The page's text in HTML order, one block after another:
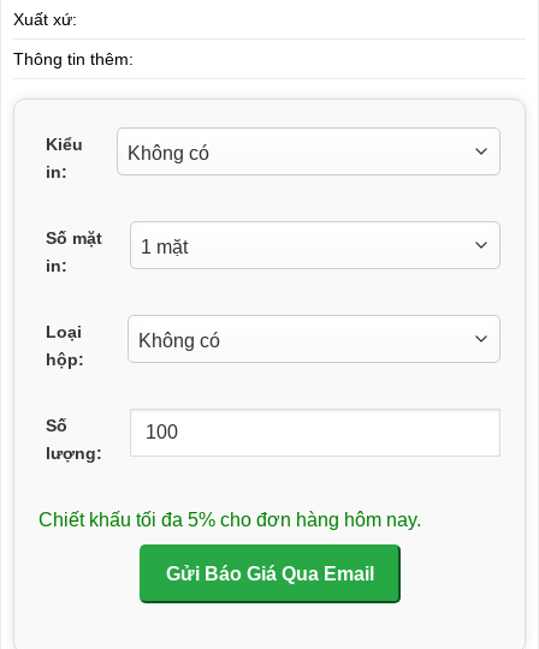
Xuất xứ:
Thông tin thêm:
Kiểu
in:
Số mặt
in:
Loại
hộp:
Số
lượng:
Chiết khấu tối đa 5% cho đơn hàng hôm nay.
Gửi Báo Giá Qua Email